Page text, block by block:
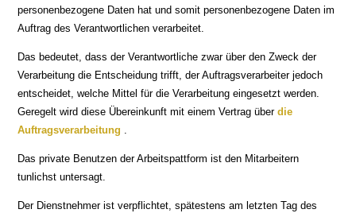
personenbezogene Daten hat und somit personenbezogene Daten im
Auftrag des Verantwortlichen verarbeitet.
Das bedeutet, dass der Verantwortliche zwar über den Zweck der
Verarbeitung die Entscheidung trifft, der Auftragsverarbeiter jedoch
entscheidet, welche Mittel für die Verarbeitung eingesetzt werden.
Geregelt wird diese Übereinkunft mit einem Vertrag überdie
Auftragsverarbeitung .
Das private Benutzen der Arbeitspattform ist den Mitarbeitern
tunlichst untersagt.
Der Dienstnehmer ist verpflichtet, spätestens am letzten Tag des